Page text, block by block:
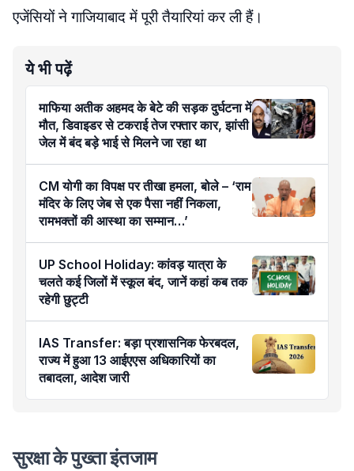
एजेंसियों ने गाजियाबाद में पूरी तैयारियां कर ली हैं।
ये भी पढ़ें
माफिया अतीक अहमद के बेटे की सड़क दुर्घटना में
मौत, डिवाइडर से टकराई तेज रफ्तार कार, झांसी
जेल में बंद बड़े भाई से मिलने जा रहा था
CM योगी का विपक्ष पर तीखा हमला, बोले – ‘राम
मंदिर के लिए जेब से एक पैसा नहीं निकला,
रामभक्तों की आस्था का सम्मान…’
UP School Holiday: कांवड़ यात्रा के
चलते कई जिलों में स्कूल बंद, जानें कहां कब तक
रहेगी छुट्टी
IAS Transfer: बड़ा प्रशासनिक फेरबदल,
राज्य में हुआ 13 आईएएस अधिकारियों का
तबादला, आदेश जारी
सुरक्षा के पुख्ता इंतजाम